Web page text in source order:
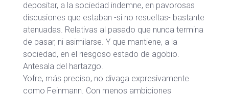
depositar, a la sociedad indemne, en pavorosas
discusiones que estaban -si no resueltas- bastante
atenuadas. Relativas al pasado que nunca termina
de pasar, ni asimilarse. Y que mantiene, a la
sociedad, en el riesgoso estado de agobio.
Antesala del hartazgo.
Yofre, más preciso, no divaga expresivamente
como Feinmann. Con menos ambiciones